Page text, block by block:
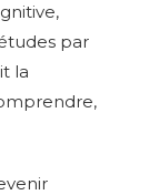
par
la